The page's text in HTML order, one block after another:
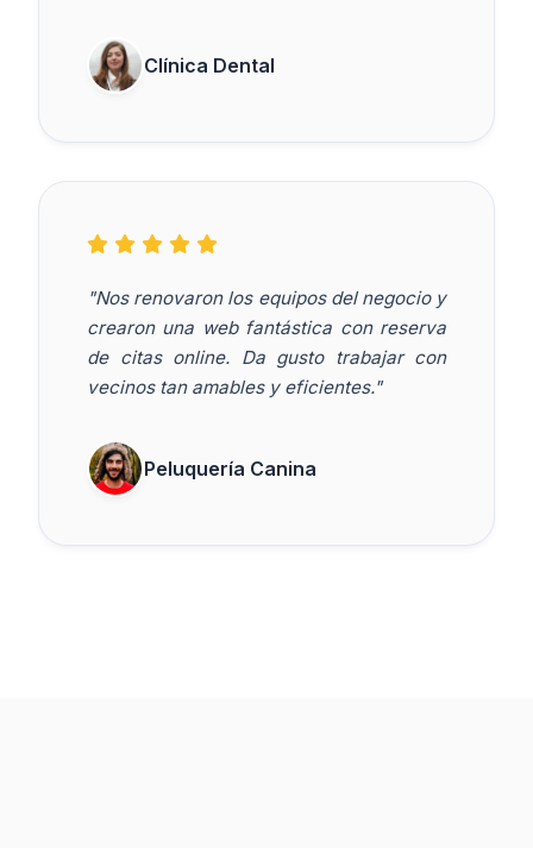
Clínica Dental
"Nos renovaron los equipos del negocio y
crearon una web fantástica con reserva
de citas online. Da gusto trabajar con
vecinos tan amables y eficientes."
Peluquería Canina